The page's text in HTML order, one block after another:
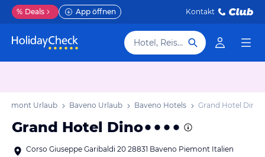
% Deals App öffnen Kontakt
Hotel, Reiseziel
Piemont Urlaub Baveno Urlaub Baveno Hotels Grand Hotel Dino
Grand Hotel Dino
Corso Giuseppe Garibaldi 20 28831 Baveno Piemont Italien